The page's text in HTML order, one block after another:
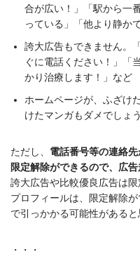
合が広い！」「駅から一
っている」「他より静か
誇大広告もできません。
ぐに電話ください！」「
かり治療します！」など
ホームページが、ふざけ
けたマンガもダメでしょう
ただし、 電話番号等の連絡
限定解除ができるので、広
誇大広告や比較優良広告は
プロフィールは、限定解除
で引っかかる可能性があると
・・・